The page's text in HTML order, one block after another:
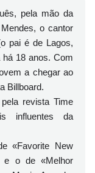
pela mão da
o cantor
pai é de Lagos,
18 anos. Com
a chegar ao
Billboard.
revista Time
influentes da
«Favorite New
e o de «Melhor